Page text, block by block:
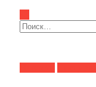
Найти: